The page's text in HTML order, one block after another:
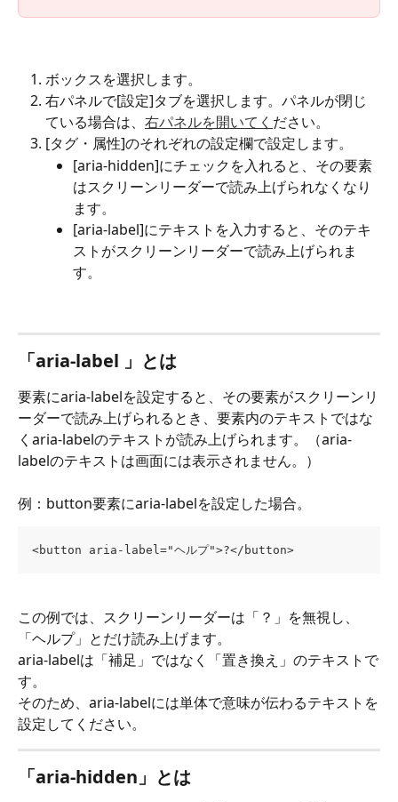
ボックスを選択します。
右パネルで[設定]タブを選択します。パネルが閉じ
ている場合は、 右パネルを開いてく ださい。
[タグ・属性]のそれぞれの設定欄で設定します。
[aria-hidden]にチェックを入れると、その要素
はスクリーンリーダーで読み上げられなくなり
ます。
[aria-label]にテキストを入力すると、そのテキ
ストがスクリーンリーダーで読み上げられま
す。
「aria-label 」とは
要素にaria-labelを設定すると、その要素がスクリーンリ
ーダーで読み上げられるとき、要素内のテキストではな
くaria-labelのテキストが読み上げられます。（aria-
labelのテキストは画面には表示されません。）
例：button要素にaria-labelを設定した場合。
<button aria-label="ヘルプ">?</button>
この例では、スクリーンリーダーは「？」を無視し、
「ヘルプ」とだけ読み上げます。
aria-labelは「補足」ではなく「置き換え」のテキストで
す。
そのため、aria-labelには単体で意味が伝わるテキストを
設定してください。
「aria-hidden」とは